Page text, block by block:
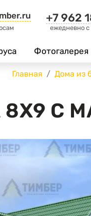
+7 962
ежедневно
Фотогалерея
Главная Дома из
С